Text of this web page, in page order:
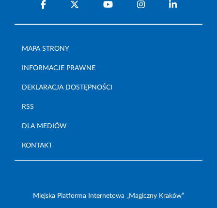
MAPA STRONY
INFORMACJE PRAWNE
DEKLARACJA DOSTĘPNOŚCI
RSS
DLA MEDIÓW
KONTAKT
Miejska Platforma Internetowa „Magiczny Kraków”